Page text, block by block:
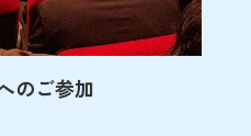
のご参加